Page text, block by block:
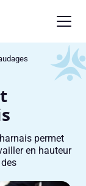
permet
en hauteur